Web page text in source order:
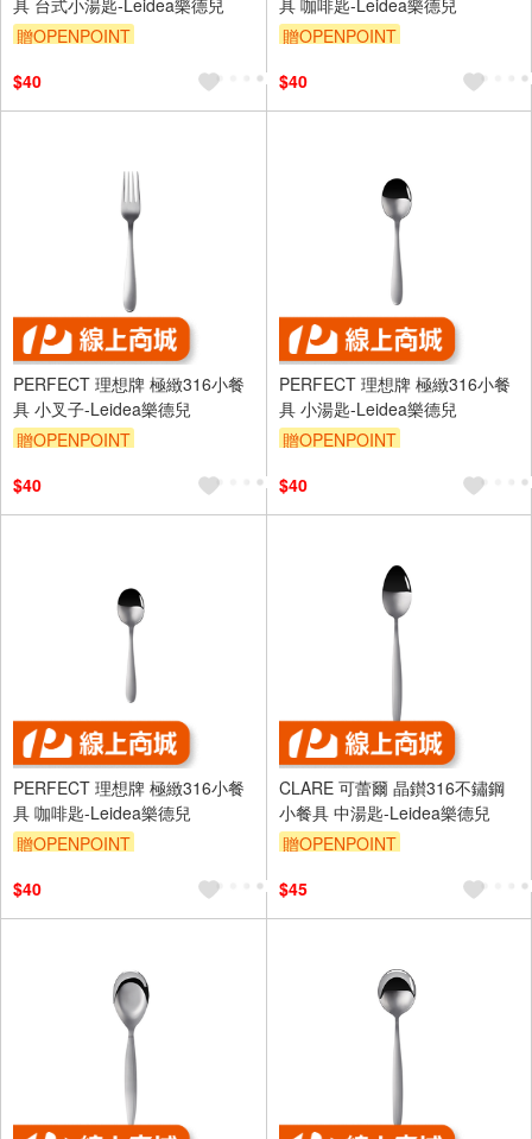
贈OPENPOINT
$40
贈OPENPOINT
$40
PERFECT 理想牌 極緻316小餐
具 小叉子-Leidea樂德兒
贈OPENPOINT
$40
PERFECT 理想牌 極緻316小餐
具 小湯匙-Leidea樂德兒
贈OPENPOINT
$40
PERFECT 理想牌 極緻316小餐
具 咖啡匙-Leidea樂德兒
贈OPENPOINT
$40
CLARE 可蕾爾 晶鑚316不鏽鋼
小餐具 中湯匙-Leidea樂德兒
贈OPENPOINT
$45